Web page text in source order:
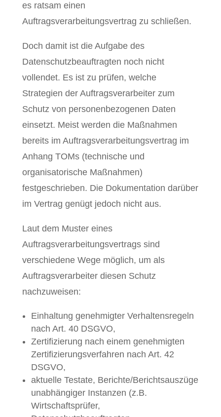
es ratsam einen
Auftragsverarbeitungsvertrag zu schließen.
Doch damit ist die Aufgabe des
Datenschutzbeauftragten noch nicht
vollendet. Es ist zu prüfen, welche
Strategien der Auftragsverarbeiter zum
Schutz von personenbezogenen Daten
einsetzt. Meist werden die Maßnahmen
bereits im Auftragsverarbeitungsvertrag im
Anhang TOMs (technische und
organisatorische Maßnahmen)
festgeschrieben. Die Dokumentation darüber
im Vertrag genügt jedoch nicht aus.
Laut dem Muster eines
Auftragsverarbeitungsvertrags sind
verschiedene Wege möglich, um als
Auftragsverarbeiter diesen Schutz
nachzuweisen:
Einhaltung genehmigter Verhaltensregeln
nach Art. 40 DSGVO,
Zertifizierung nach einem genehmigten
Zertifizierungsverfahren nach Art. 42
DSGVO,
aktuelle Testate, Berichte/Berichtsauszüge
unabhängiger Instanzen (z.B.
Wirtschaftsprüfer,